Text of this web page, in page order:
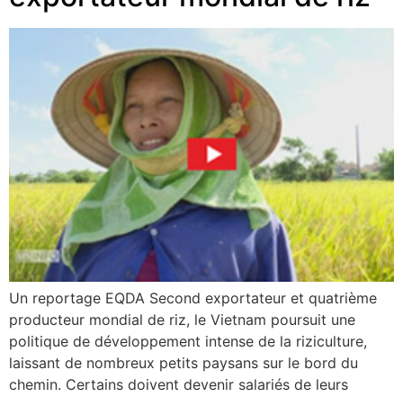
Un reportage EQDA Second exportateur et quatrième
producteur mondial de riz, le Vietnam poursuit une
politique de développement intense de la riziculture,
laissant de nombreux petits paysans sur le bord du
chemin. Certains doivent devenir salariés de leurs